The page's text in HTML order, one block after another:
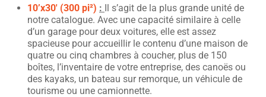
10’x30′ (300 pi²) : Il s’agit de la plus grande unité de
notre catalogue. Avec une capacité similaire à celle
d’un garage pour deux voitures, elle est assez
spacieuse pour accueillir le contenu d’une maison de
quatre ou cinq chambres à coucher, plus de 150
boîtes, l’inventaire de votre entreprise, des canoës ou
des kayaks, un bateau sur remorque, un véhicule de
tourisme ou une camionnette.